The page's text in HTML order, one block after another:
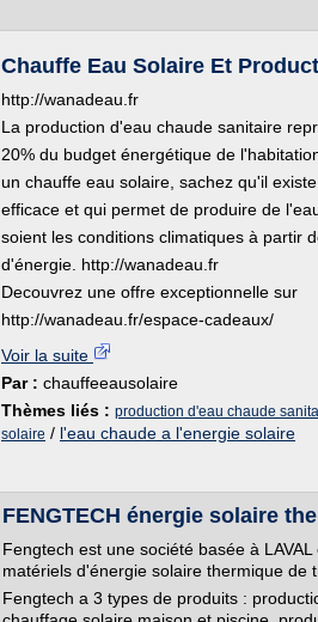
Chauffe Eau Solaire Et
http://wanadeau.fr
La production d'eau chaude sanitaire
20% du budget énergétique de
un chauffe eau solaire, sachez qu'il
efficace et qui permet de produire de
soient les conditions climatiques à partir
d'énergie. http://wanadeau.fr
Decouvrez une offre exceptionnelle sur
http://wanadeau.fr/espace-cadeaux/
Voir la suite
Par : chauffeeausolaire
Thèmes liés : production d'eau chaude
solaire / l'eau chaude a l'energie solaire
FENGTECH énergie solaire
Fengtech est une société basée à
matériels d'énergie solaire thermique de
Fengtech a 3 types de produits :